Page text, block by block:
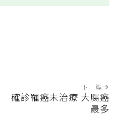
下一篇
確診罹癌未治療 大腸癌
最多